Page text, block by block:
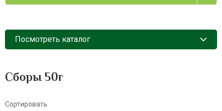
Посмотреть каталог
Сборы 50г
Сортировать